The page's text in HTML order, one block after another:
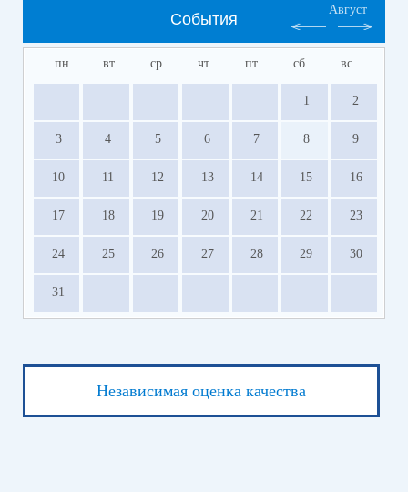
События
Август
пн вт ср чт пт сб вс
1 2
3 4 5 6 7 8 9
10 11 12 13 14 15 16
17 18 19 20 21 22 23
24 25 26 27 28 29 30
31
Независимая оценка качества